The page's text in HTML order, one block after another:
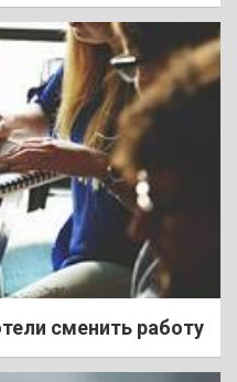
сменить работу